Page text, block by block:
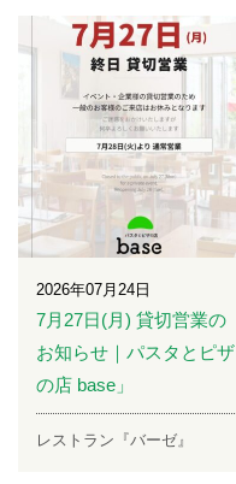
2026年07月24日
7月27日(月) 貸切営業の
お知らせ｜パスタとピザ
の店 base」
レストラン『バーゼ』